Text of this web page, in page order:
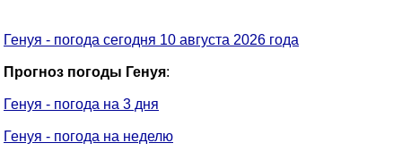
Генуя - погода сегодня 10 августа 2026 года
Прогноз погоды Генуя:
Генуя - погода на 3 дня
Генуя - погода на неделю